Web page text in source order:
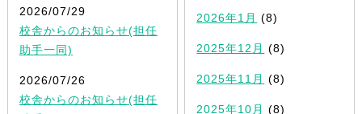
2026/07/29
校舎からのお知らせ(担任
助手一同)
2026/07/26
校舎からのお知らせ(担任
2026年1月 (8)
2025年12月 (8)
2025年11月 (8)
2025年10月 (8)